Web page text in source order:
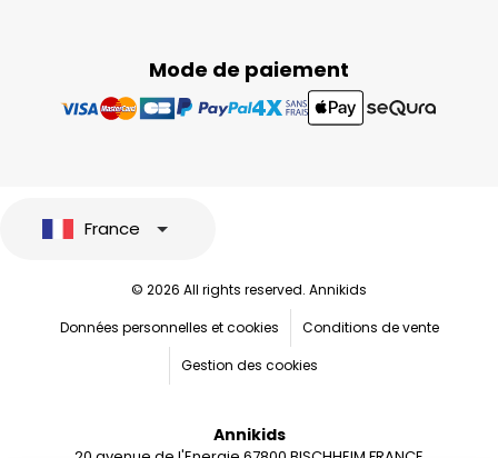
Mode de paiement
France
© 2026 All rights reserved. Annikids
Données personnelles et cookies
Conditions de vente
Gestion des cookies
Annikids